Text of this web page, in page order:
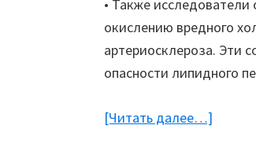
• Также
окислению вредного
артериосклероза. Эти
опасности липидного
[Читать далее…]